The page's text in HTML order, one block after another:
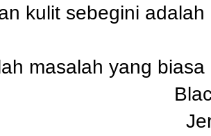
kulit sebegini
masalah yang